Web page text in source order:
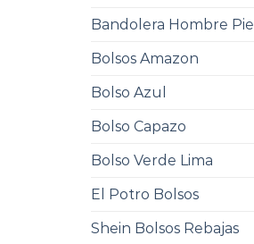
Bandolera Hombre Piel
Bolsos Amazon
Bolso Azul
Bolso Capazo
Bolso Verde Lima
El Potro Bolsos
Shein Bolsos Rebajas